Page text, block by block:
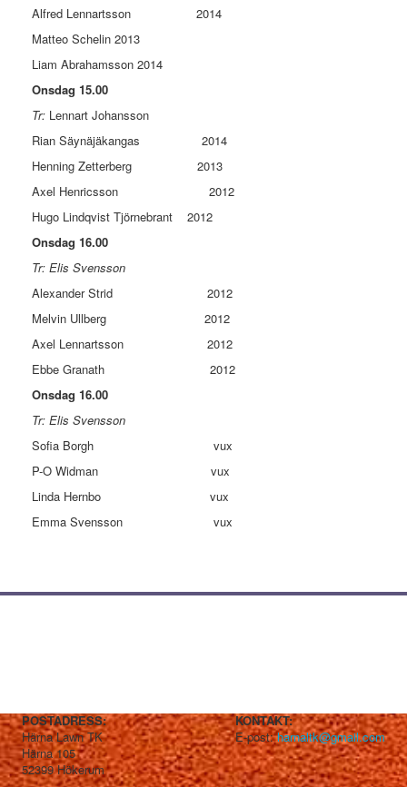
Alfred Lennartsson 2014
Matteo Schelin 2013
Liam Abrahamsson 2014
Onsdag 15.00
Tr: Lennart Johansson
Rian Säynäjäkangas 2014
Henning Zetterberg 2013
Axel Henricsson 2012
Hugo Lindqvist Tjörnebrant 2012
Onsdag 16.00
Tr: Elis Svensson
Alexander Strid 2012
Melvin Ullberg 2012
Axel Lennartsson 2012
Ebbe Granath 2012
Onsdag 16.00
Tr: Elis Svensson
Sofia Borgh vux
P-O Widman vux
Linda Hernbo vux
Emma Svensson vux
POSTADRESS:
Härna Lawn TK
Härna 105
52399 Hökerum
KONTAKT:
E-post:harnaltk@gmail.com